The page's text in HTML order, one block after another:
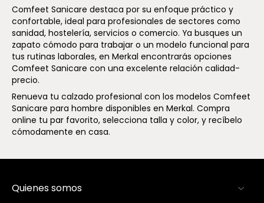
Comfeet Sanicare destaca por su enfoque práctico y
confortable, ideal para profesionales de sectores como
sanidad, hostelería, servicios o comercio. Ya busques un
zapato cómodo para trabajar o un modelo funcional para
tus rutinas laborales, en Merkal encontrarás opciones
Comfeet Sanicare con una excelente relación calidad-
precio.
Renueva tu calzado profesional con los modelos Comfeet
Sanicare para hombre disponibles en Merkal. Compra
online tu par favorito, selecciona talla y color, y recíbelo
cómodamente en casa.
Quienes somos